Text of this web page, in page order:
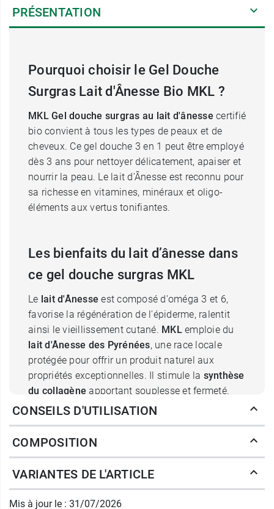
PRÉSENTATION
Pourquoi choisir le Gel Douche
Surgras Lait d'Ânesse Bio MKL ?
MKL Gel douche surgras au lait d'ânesse certifié
bio convient à tous les types de peaux et de
cheveux. Ce gel douche 3 en 1 peut être employé
dès 3 ans pour nettoyer délicatement, apaiser et
nourrir la peau. Le lait d'Ânesse est reconnu pour
sa richesse en vitamines, minéraux et oligo-
éléments aux vertus tonifiantes.
Les bienfaits du lait d’ânesse dans
ce gel douche surgras MKL
Le lait d'Ânesseest composé d'oméga 3 et 6,
favorise la régénération de l'épiderme, ralentit
ainsi le vieillissement cutané. MKL emploie du
lait d'Ânesse des Pyrénées, une race locale
protégée pour offrir un produit naturel aux
propriétés exceptionnelles. Il stimule la synthèse
du collagène apportant souplesse et fermeté.
Une hydratation optimale avec le
gel douche MKL au lait d’ânesse
bio
Cegel douche surgras au lait d'ânesse Bio
CONSEILS D'UTILISATION
COMPOSITION
VARIANTES DE L'ARTICLE
Mis à jour le : 31/07/2026